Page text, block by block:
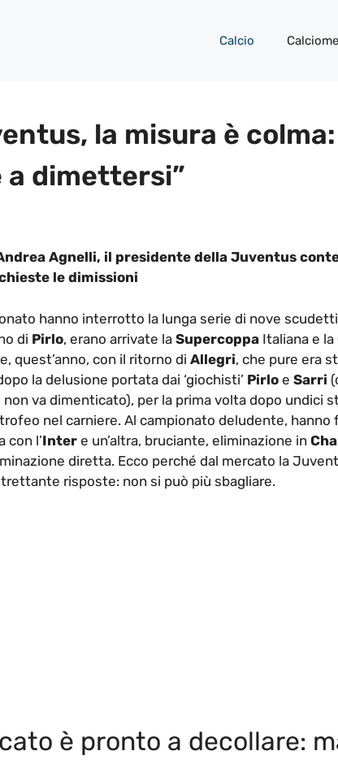
Calcio
la misura è colma:
a dimettersi”
Agnelli, il presidente della Juventus
le dimissioni
hanno interrotto la lunga serie di nove
di Pirlo, erano arrivate la Supercoppa Italiana e la
quest’anno, con il ritorno di Allegri, che pure era
la delusione portata dai ‘giochisti’ Pirlo e Sarri
va dimenticato), per la prima volta dopo undici
nel carniere. Al campionato deludente,
con l’Inter e un’altra, bruciante, eliminazione in
diretta. Ecco perché dal mercato la
risposte: non si può più sbagliare.
è pronto a decollare: